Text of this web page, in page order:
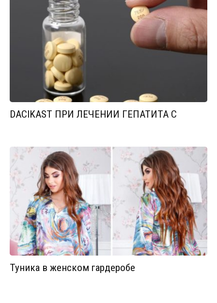
DACIKAST ПРИ ЛЕЧЕНИИ ГЕПАТИТА С
Туника в женском гардеробе